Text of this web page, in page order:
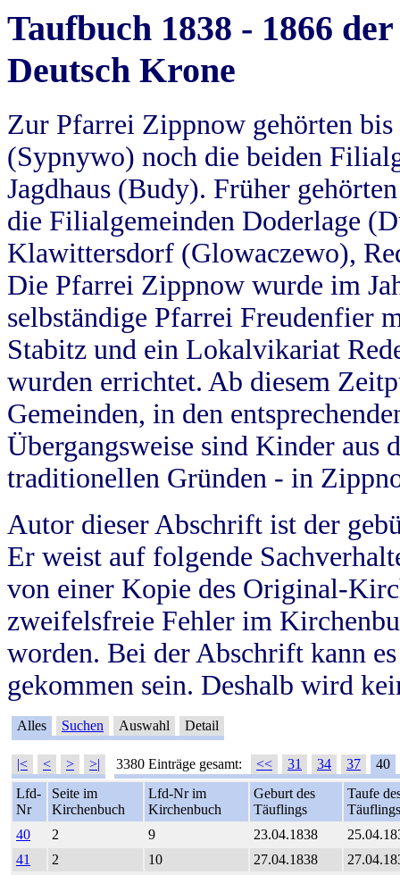
Taufbuch 1838 - 1866
Deutsch Krone
Zur Pfarrei Zippnow gehörten
(Sypnywo) noch die beiden
Jagdhaus (Budy). Früher
die Filialgemeinden Doderlage
Klawittersdorf (Glowaczewo),
Die Pfarrei Zippnow wurde im
selbständige Pfarrei Freudenfier
Stabitz und ein Lokalvikariat
wurden errichtet. Ab diesem
Gemeinden, in den
Übergangsweise sind Kinder aus
traditionellen Gründen - in
Autor dieser Abschrift ist der
Er weist auf folgende
von einer Kopie des Original-
zweifelsfreie Fehler im
worden. Bei der Abschrift kann
gekommen sein. Deshalb wird
Alles Suchen Auswahl Detail
|< < > >| 3380 Einträge gesamt: << 31 34 37
40
Lfd-
Nr
Seite im
Kirchenbuch
Lfd-Nr im
Kirchenbuch
Geburt des
Täuflings
Taufe
Täuflings
40
2 9 23.04.1838
41
2 10 27.04.1838